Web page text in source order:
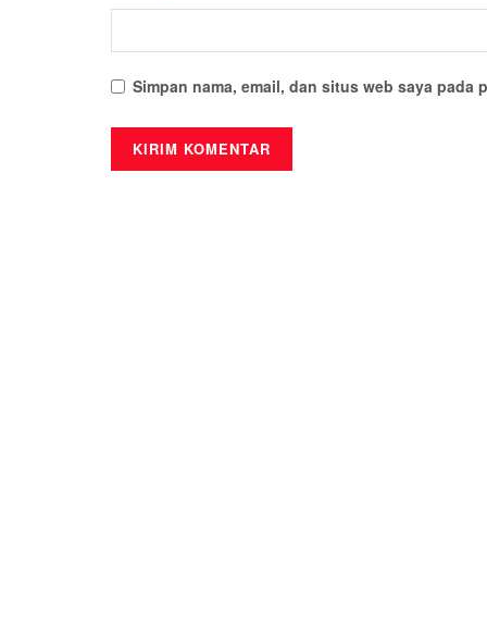
Simpan nama, email, dan situs web saya